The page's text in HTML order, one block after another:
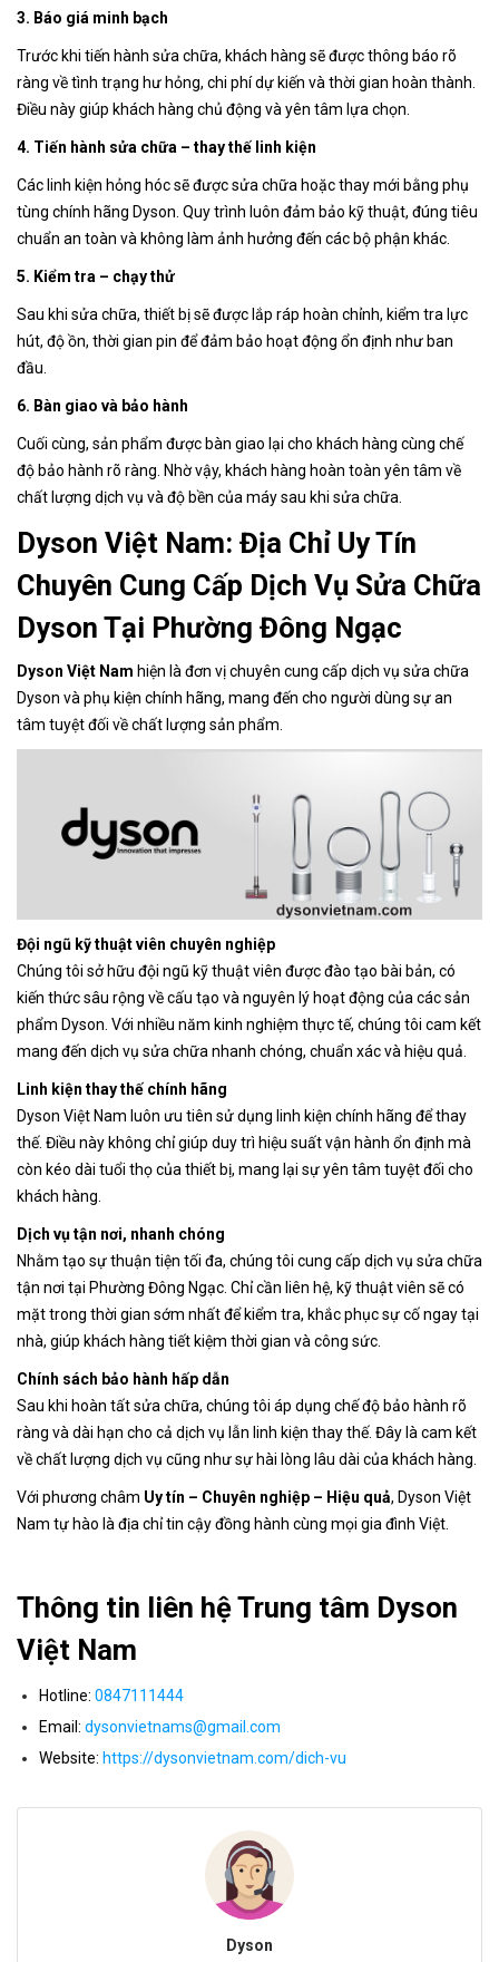
3. Báo giá minh bạch
Trước khi tiến hành sửa chữa, khách hàng sẽ được thông báo rõ
ràng về tình trạng hư hỏng, chi phí dự kiến và thời gian hoàn thành.
Điều này giúp khách hàng chủ động và yên tâm lựa chọn.
4. Tiến hành sửa chữa – thay thế linh kiện
Các linh kiện hỏng hóc sẽ được sửa chữa hoặc thay mới bằng phụ
tùng chính hãng Dyson. Quy trình luôn đảm bảo kỹ thuật, đúng tiêu
chuẩn an toàn và không làm ảnh hưởng đến các bộ phận khác.
5. Kiểm tra – chạy thử
Sau khi sửa chữa, thiết bị sẽ được lắp ráp hoàn chỉnh, kiểm tra lực
hút, độ ồn, thời gian pin để đảm bảo hoạt động ổn định như ban
đầu.
6. Bàn giao và bảo hành
Cuối cùng, sản phẩm được bàn giao lại cho khách hàng cùng chế
độ bảo hành rõ ràng. Nhờ vậy, khách hàng hoàn toàn yên tâm về
chất lượng dịch vụ và độ bền của máy sau khi sửa chữa.
Dyson Việt Nam: Địa Chỉ Uy Tín
Chuyên Cung Cấp Dịch Vụ Sửa Chữa
Dyson Tại Phường Đông Ngạc
Dyson Việt Nam hiện là đơn vị chuyên cung cấp dịch vụ sửa chữa
Dyson và phụ kiện chính hãng, mang đến cho người dùng sự an
tâm tuyệt đối về chất lượng sản phẩm.
Đội ngũ kỹ thuật viên chuyên nghiệp
Chúng tôi sở hữu đội ngũ kỹ thuật viên được đào tạo bài bản, có
kiến thức sâu rộng về cấu tạo và nguyên lý hoạt động của các sản
phẩm Dyson. Với nhiều năm kinh nghiệm thực tế, chúng tôi cam kết
mang đến dịch vụ sửa chữa nhanh chóng, chuẩn xác và hiệu quả.
Linh kiện thay thế chính hãng
Dyson Việt Nam luôn ưu tiên sử dụng linh kiện chính hãng để thay
thế. Điều này không chỉ giúp duy trì hiệu suất vận hành ổn định mà
còn kéo dài tuổi thọ của thiết bị, mang lại sự yên tâm tuyệt đối cho
khách hàng.
Dịch vụ tận nơi, nhanh chóng
Nhằm tạo sự thuận tiện tối đa, chúng tôi cung cấp dịch vụ sửa chữa
tận nơi tại Phường Đông Ngạc . Chỉ cần liên hệ, kỹ thuật viên sẽ có
mặt trong thời gian sớm nhất để kiểm tra, khắc phục sự cố ngay tại
nhà, giúp khách hàng tiết kiệm thời gian và công sức.
Chính sách bảo hành hấp dẫn
Sau khi hoàn tất sửa chữa, chúng tôi áp dụng chế độ bảo hành rõ
ràng và dài hạn cho cả dịch vụ lẫn linh kiện thay thế. Đây là cam kết
về chất lượng dịch vụ cũng như sự hài lòng lâu dài của khách hàng.
Với phương châm Uy tín – Chuyên nghiệp – Hiệu quả, Dyson Việt
Nam tự hào là địa chỉ tin cậy đồng hành cùng mọi gia đình Việt.
Thông tin liên hệ Trung tâm Dyson
Việt Nam
Hotline: 0847111444
Email: dysonvietnams@gmail.com
Website: https://dysonvietnam.com/dich-vu
Dyson